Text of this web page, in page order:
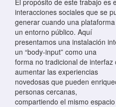
interacciones sociales que se
generar cuando una
un entorno público. Aquí
presentamos una instalación
un “body-input” como una
forma no tradicional de
aumentar las experiencias
novedosas que pueden
personas cercanas,
compartiendo el mismo